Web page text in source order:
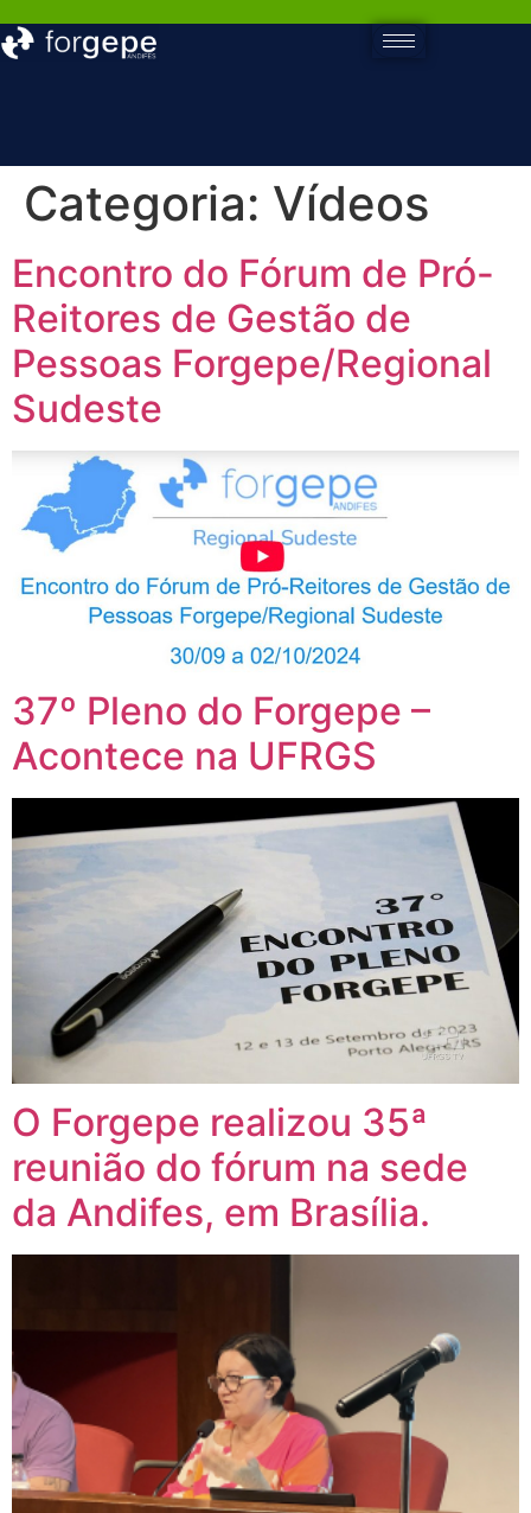
Categoria: Vídeos
Encontro do Fórum de Pró-
Reitores de Gestão de
Pessoas Forgepe/Regional
Sudeste
37º Pleno do Forgepe –
Acontece na UFRGS
O Forgepe realizou 35ª
reunião do fórum na sede
da Andifes, em Brasília.